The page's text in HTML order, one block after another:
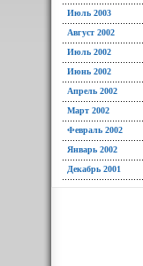
Июль 2003
Август 2002
Июль 2002
Июнь 2002
Апрель 2002
Март 2002
Февраль 2002
Январь 2002
Декабрь 2001